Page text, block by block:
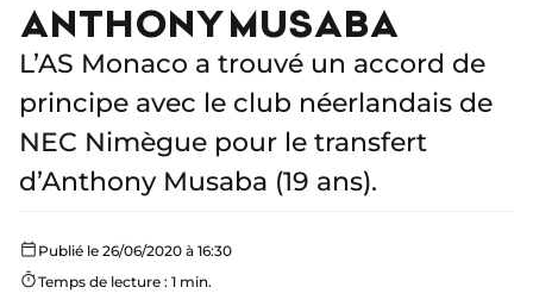
ANTHONY MUSABA
L’AS Monaco a trouvé un accord de
principe avec le club néerlandais de
NEC Nimègue pour le transfert
d’Anthony Musaba (19 ans).
Publié le 26/06/2020 à 16:30
Temps de lecture : 1 min.